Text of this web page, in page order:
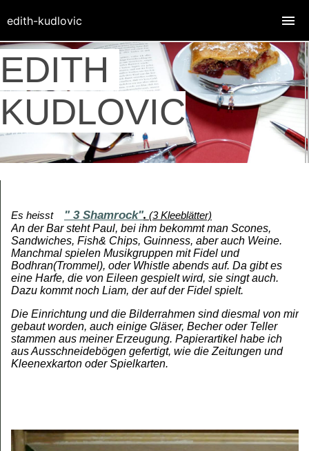
EDITH
KUDLOVIC
Es heisst " 3 Shamrock". (3 Kleeblätter)
An der Bar steht Paul, bei ihm bekommt man Scones,
Sandwiches, Fish& Chips, Guinness, aber auch Weine.
Manchmal spielen Musikgruppen mit Fidel und
Bodhran(Trommel), oder Whistle abends auf. Da gibt es
eine Harfe, die von Eileen gespielt wird, sie singt auch.
Dazu kommt noch Liam, der auf der Fidel spielt.
Die Einrichtung und die Bilderrahmen sind diesmal von mir
gebaut worden, auch einige Gläser, Becher oder Teller
stammen aus meiner Erzeugung. Papierartikel habe ich
aus Ausschneidebögen gefertigt, wie die Zeitungen und
Kleenexkarton oder Spielkarten.
edith-kudlovic